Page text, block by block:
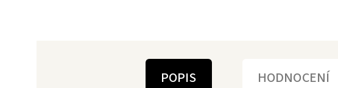
POPIS HODNOCENÍ